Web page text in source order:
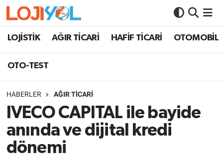
LOJİSTİK AĞIR TİCARİ HAFİF TİCARİ OTOMOBİL
OTO-TEST
HABERLER AĞIR TİCARİ
IVECO CAPITAL ile bayide
anında ve dijital kredi
dönemi
OTO-TEST